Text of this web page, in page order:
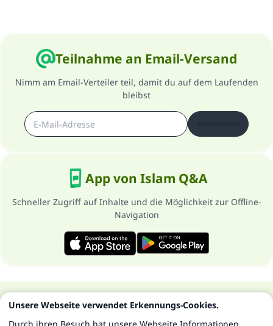
Teilnahme an Email-Versand
Nimm am Email-Verteiler teil, damit du auf dem Laufenden
bleibst
App von Islam Q&A
Schneller Zugriff auf Inhalte und die Möglichkeit zur Offline-
Navigation
Über die SeiteDatenschutzrichtlinien
Alle Rechte vorbehalten - Islam Q&A 1997-2025 ©
Unsere Webseite verwendet Erkennungs-Cookies.